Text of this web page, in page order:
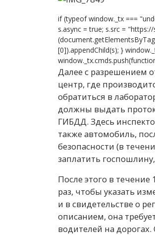
if (typeof window._tx ===
s.async = true; s.src =
[0]).appendChild(s); }
Далее с разрешением
центр, где
обратиться в
должны выдать
ГИБДД. Здесь
также автомобиль,
безопасности (в
заплатить
После этого в
раз, чтобы указать
и в свидетельстве о
описанием, она
водителей на